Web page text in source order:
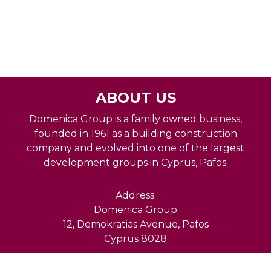
ABOUT US
Domenica Group is a family owned business,
founded in 1961 as a building construction
company and evolved into one of the largest
development groups in Cyprus, Pafos.
Address:
Domenica Group
12, Demokratias Avenue, Pafos
Cyprus 8028